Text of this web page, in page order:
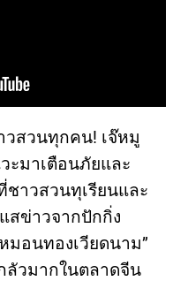
วสวนทุกคน! เจ๊หมู
ะมาเตือนภัยและ
าวสวนทุเรียนและ
สข่าวจากปักกิ่ง
มอนทองเวียดนาม”
ลัวมากในตลาดจีน